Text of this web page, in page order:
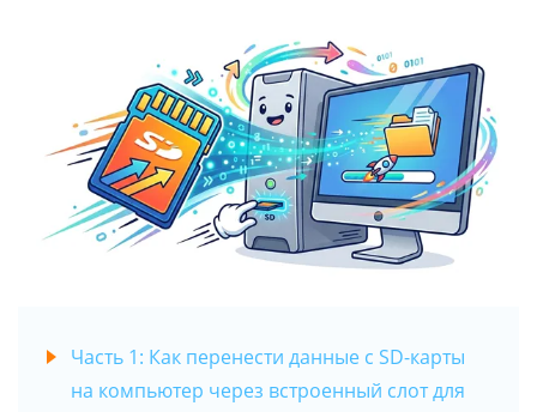
Часть 1: Как перенести данные с SD-карты
на компьютер через встроенный слот для